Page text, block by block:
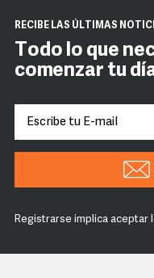
RECIBE LAS ÚLTIMAS
Todo lo que
comenzar tu
Registrarse implica aceptar